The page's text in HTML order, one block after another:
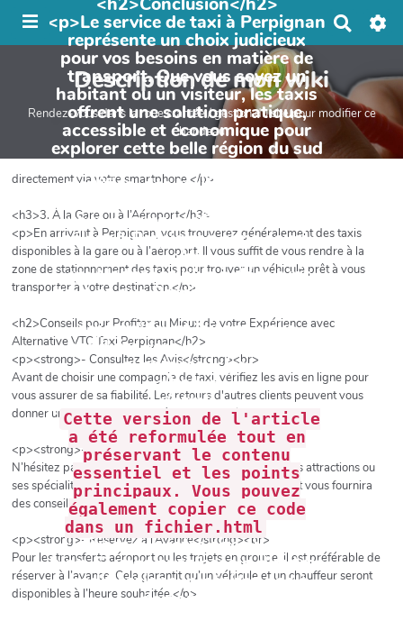
<p>Le service de taxi à Perpignan
représente un choix judicieux
pour vos besoins en matière de
transport. Que vous soyez un
habitant ou un visiteur, les taxis
offrent une solution pratique,
accessible et économique pour
explorer cette belle région du sud
de la France. Avec des chauffeurs
qualifiés, des tarifs clairs et la
possibilité de réserver à l’avance,
vous pouvez profiter de votre
séjour à Perpignan sans souci.
</p>
<p>Ne tardez plus à découvrir
tout ce que Perpignan a à offrir.
aujourd'hui et laissez-vous
conduire vers vos prochaines
aventures !</p>
</body>
</html>
` Cette version de l'article
a été reformulée tout en
préservant le contenu
essentiel et les points
principaux. Vous pouvez
également copier ce code
dans un fichier.html
l'utiliser sur votre site ou votre
blog. Si vous avez besoin d'autres
modifications, n'hésitez pas à
demander !
e
r
c
e
Description de mon wiki
Rendez-vous dans la roue crantée / gestion du site pour modifier ce
bandeau
directement via votre smartphone.</p>
<h3>3. À la Gare ou à l’Aéroport</h3>
<p>En arrivant à Perpignan, vous trouverez généralement des taxis
disponibles à la gare ou à l’aéroport. Il vous suffit de vous rendre à la
zone de stationnement des taxis pour trouver un véhicule prêt à vous
transporter à votre destination.</p>
<h2>Conseils pour Profiter au Mieux de votre Expérience avec
Alternative VTC Taxi Perpignan</h2>
<p><strong>- Consultez les Avis</strong><br>
Avant de choisir une compagnie de taxi, vérifiez les avis en ligne pour
vous assurer de sa fiabilité. Les retours d'autres clients peuvent vous
donner un aperçu de la qualité du service.</p>
<p><strong>- Posez des Questions</strong><br>
N’hésitez pas à interroger votre chauffeur sur la ville, ses attractions ou
ses spécialités locales. Cela enrichira votre expérience et vous fournira
des conseils utiles.</p>
<p><strong>- Réservez à l’Avance</strong><br>
Pour les transferts aéroport ou les trajets en groupe, il est préférable de
réserver à l’avance. Cela garantit qu’un véhicule et un chauffeur seront
disponibles à l’heure souhaitée.</p>